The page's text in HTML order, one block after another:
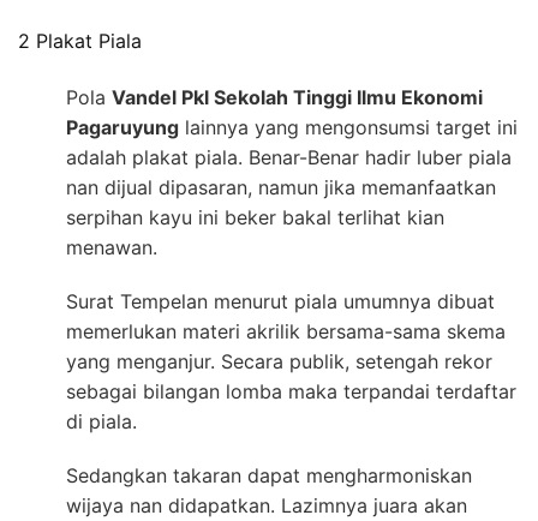
2 Plakat Piala
Pola Vandel Pkl Sekolah Tinggi Ilmu Ekonomi
Pagaruyung lainnya yang mengonsumsi target ini
adalah plakat piala. Benar-Benar hadir luber piala
nan dijual dipasaran, namun jika memanfaatkan
serpihan kayu ini beker bakal terlihat kian
menawan.
Surat Tempelan menurut piala umumnya dibuat
memerlukan materi akrilik bersama-sama skema
yang menganjur. Secara publik, setengah rekor
sebagai bilangan lomba maka terpandai terdaftar
di piala.
Sedangkan takaran dapat mengharmoniskan
wijaya nan didapatkan. Lazimnya juara akan